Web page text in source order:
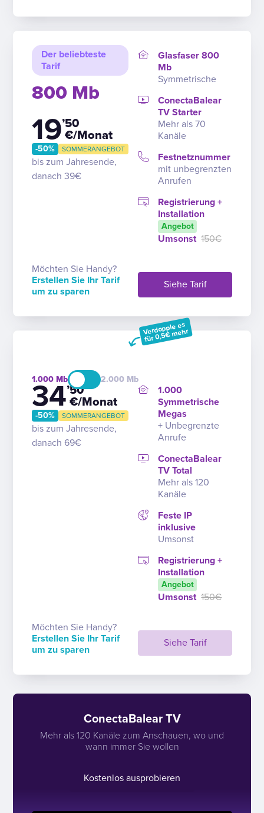
Der beliebteste
Tarif
800 Mb
19’50
€/Monat
-50% SOMMERANGEBOT
bis zum Jahresende,
danach 39€
Siehe Tarif
Glasfaser 800
Mb
Symmetrische
ConectaBalear
TV Starter
Mehr als 70
Kanäle
Festnetznummer
mit unbegrenzten
Anrufen
Registrierung +
Installation
Angebot
Umsonst 150€
Möchten Sie Handy?
Erstellen Sie Ihr Tarif
um zu sparen
1.000 2.000
Verdopple es
für 0,5€ mehr
34’50
€/Monat
-50% SOMMERANGEBOT
bis zum Jahresende,
danach 69€
Siehe Tarif
1.000
Symmetrische
Megas
+ Unbegrenzte
Anrufe
ConectaBalear
TV Total
Mehr als 120
Kanäle
Feste IP
inklusive
Umsonst
Registrierung +
Installation
Angebot
Umsonst 150€
Möchten Sie Handy?
Erstellen Sie Ihr Tarif
um zu sparen
ConectaBalear TV
Mehr als 120 Kanäle zum Anschauen, wo und
wann immer Sie wollen
Kostenlos ausprobieren